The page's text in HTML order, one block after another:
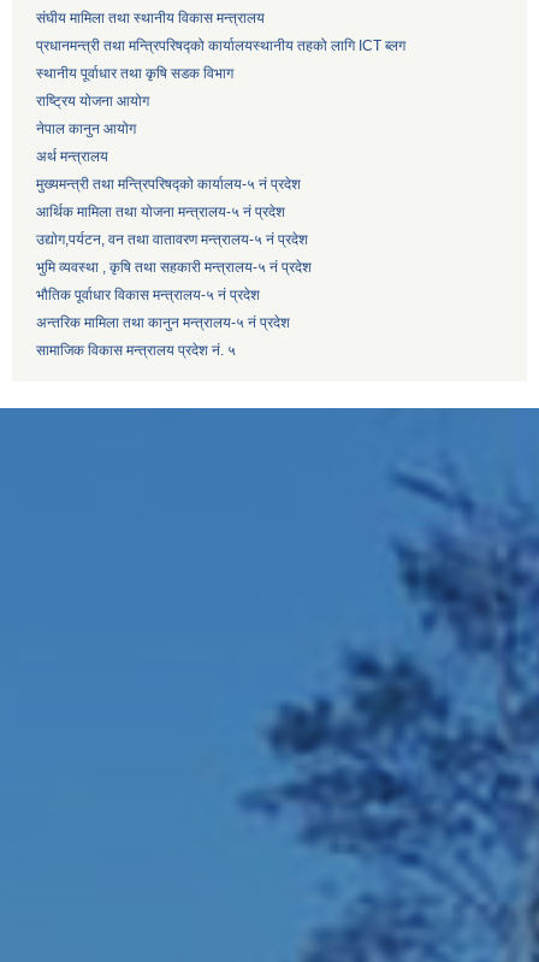
संघीय मामिला तथा स्थानीय विकास मन्त्रालय
प्रधानमन्त्री तथा मन्त्रिपरिषद्को कार्यालयस्थानीय तहको लागि ICT ब्लग
स्थानीय पूर्वाधार तथा कृषि सडक विभाग
राष्ट्रिय योजना आयोग
नेपाल कानुन आयोग
अर्थ मन्त्रालय
मुख्यमन्त्री तथा मन्त्रिपरिषद्को कार्यालय-५ नं प्रदेश
आर्थिक मामिला तथा योजना मन्त्रालय-५ नं प्रदेश
उद्याेग,पर्यटन, वन तथा वातावरण मन्त्रालय-५ नं प्रदेश
भुमि व्यवस्था , कृषि तथा सहकारी मन्त्रालय-५ नं प्रदेश
भौतिक पूर्वाधार विकास मन्त्रालय-५ नं प्रदेश
अन्तरिक मामिला तथा कानुन मन्त्रालय-५ नं प्रदेश
सामाजिक विकास मन्त्रालय प्रदेश नं. ५